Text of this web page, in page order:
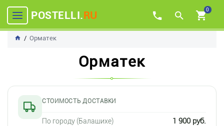
POSTELLI.RU 0
Орматек
Орматек
СТОИМОСТЬ ДОСТАВКИ
По городу (Балашихе) 1 900 руб.